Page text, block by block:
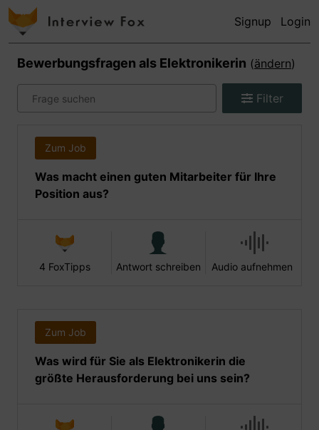
Signup Login
Bewerbungsfragen als Elektronikerin (ändern)
Filter
Zum Job
Was macht einen guten Mitarbeiter für Ihre
Position aus?
4 FoxTipps Antwort schreiben Audio aufnehmen
Zum Job
Was wird für Sie als Elektronikerin die
größte Herausforderung bei uns sein?